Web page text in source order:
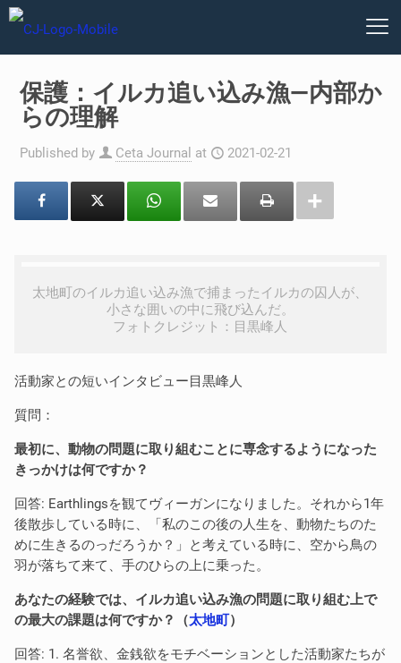
保護：イルカ追い込み漁—内部か
らの理解
Published by Ceta Journal at 2021-02-21
太地町のイルカ追い込み漁で捕まったイルカの囚人が、
小さな囲いの中に飛び込んだ。
フォトクレジット：目黒峰人
活動家との短いインタビュー目黒峰人
質問：
最初に、動物の問題に取り組むことに専念するようになった
きっかけは何ですか？
回答: Earthlingsを観てヴィーガンになりました。それから1年
後散歩している時に、「私のこの後の人生を、動物たちのた
めに生きるのっだろうか？」と考えている時に、空から鳥の
羽が落ちて来て、手のひらの上に乗った。
あなたの経験では、イルカ追い込み漁の問題に取り組む上で
の最大の課題は何ですか？（太地町）
回答: 1. 名誉欲、金銭欲をモチベーションとした活動家たちが